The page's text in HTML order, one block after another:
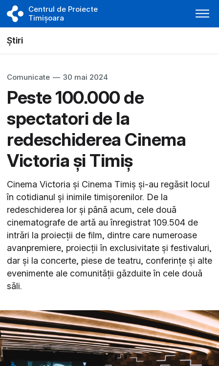
Centrul de Proiecte
Timișoara
Știri
Comunicate — 30 mai 2024
Peste 100.000 de
spectatori de la
redeschiderea Cinema
Victoria și Timiș
Cinema Victoria și Cinema Timiș și-au regăsit locul
în cotidianul și inimile timișorenilor. De la
redeschiderea lor și până acum, cele două
cinematografe de artă au înregistrat 109.504 de
intrări la proiecții de film, dintre care numeroase
avanpremiere, proiecții în exclusivitate și festivaluri,
dar și la concerte, piese de teatru, conferințe și alte
evenimente ale comunității găzduite în cele două
săli.